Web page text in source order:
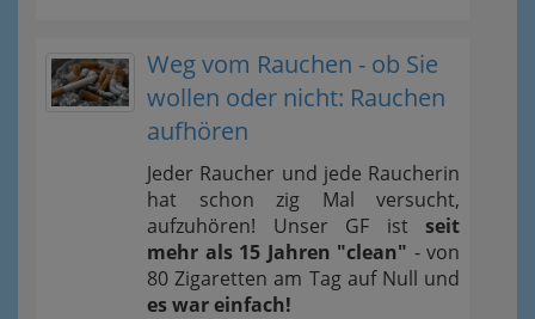
Weg vom Rauchen - ob Sie
wollen oder nicht: Rauchen
aufhören
Jeder Raucher und jede Raucherin
hat schon zig Mal versucht,
aufzuhören! Unser GF ist seit
mehr als 15 Jahren "clean" - von
80 Zigaretten am Tag auf Null und
es war einfach!